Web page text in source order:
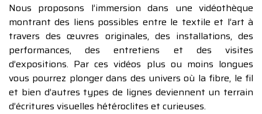
Nous proposons l’immersion dans une vidéothèque
montrant des liens possibles entre le textile et l’art à
travers des œuvres originales, des installations, des
performances, des entretiens et des visites
d’expositions. Par ces vidéos plus ou moins longues
vous pourrez plonger dans des univers où la fibre, le fil
et bien d’autres types de lignes deviennent un terrain
d’écritures visuelles hétéroclites et curieuses.